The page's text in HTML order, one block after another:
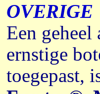
Een
ernstige
toegepast,